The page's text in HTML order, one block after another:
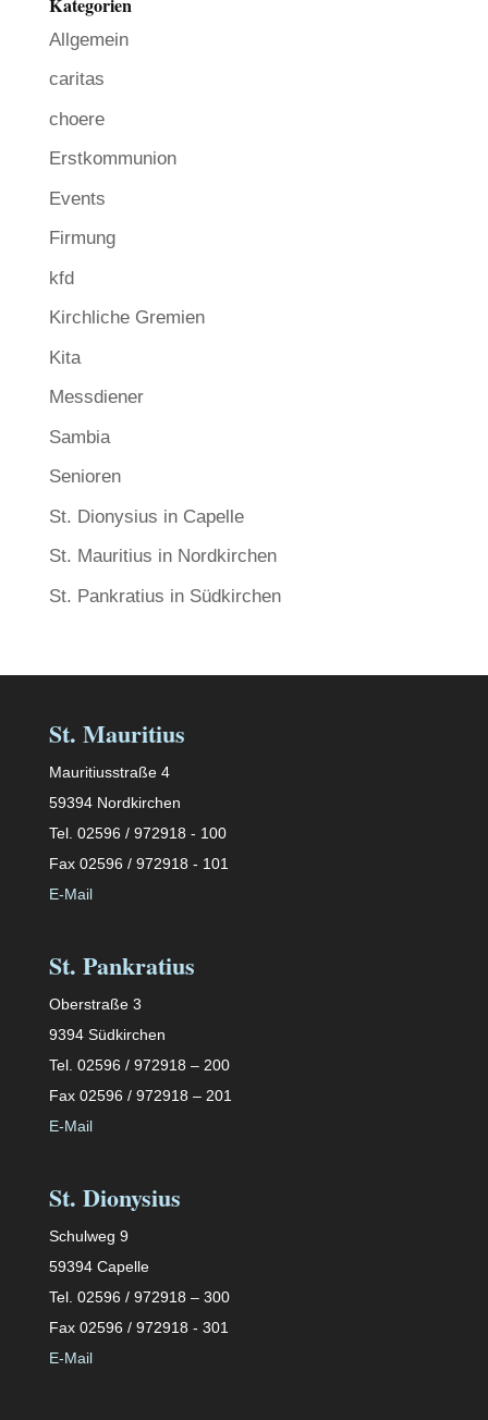
Allgemein
caritas
choere
Erstkommunion
Events
Firmung
kfd
Kirchliche Gremien
Kita
Messdiener
Sambia
Senioren
St. Dionysius in Capelle
St. Mauritius in Nordkirchen
St. Pankratius in Südkirchen
St. Mauritius
Mauritiusstraße 4
59394 Nordkirchen
Tel. 02596 / 972918 - 100
Fax 02596 / 972918 - 101
E-Mail
St. Pankratius
Oberstraße 3
9394 Südkirchen
Tel. 02596 / 972918 – 200
Fax 02596 / 972918 – 201
E-Mail
St. Dionysius
Schulweg 9
59394 Capelle
Tel. 02596 / 972918 – 300
Fax 02596 / 972918 - 301
E-Mail